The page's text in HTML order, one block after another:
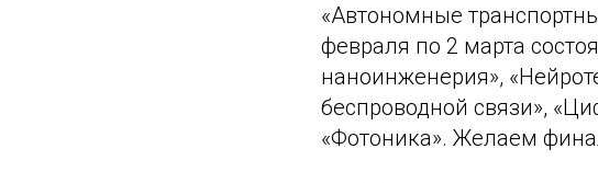
«Автономные
февраля по 2 марта
наноинженерия»,
беспроводной связи»,
«Фотоника». Желаем